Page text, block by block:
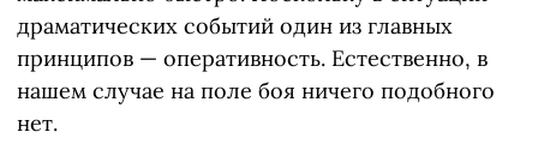
драматических событий один из главных
принципов — оперативность. Естественно, в
нашем случае на поле боя ничего подобного
нет.